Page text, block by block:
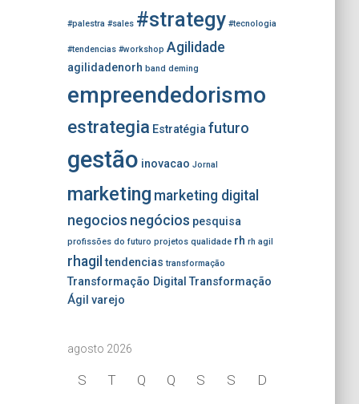
#palestra #sales #strategy #tecnologia
#tendencias #workshop Agilidade
agilidadenorh band deming
empreendedorismo
estrategia Estratégia futuro
gestão inovacao Jornal
marketing marketing digital
negocios negócios pesquisa
profissões do futuro projetos qualidade rh rh agil
rhagil tendencias transformação
Transformação Digital Transformação
Ágil varejo
agosto 2026
S T Q Q S S D